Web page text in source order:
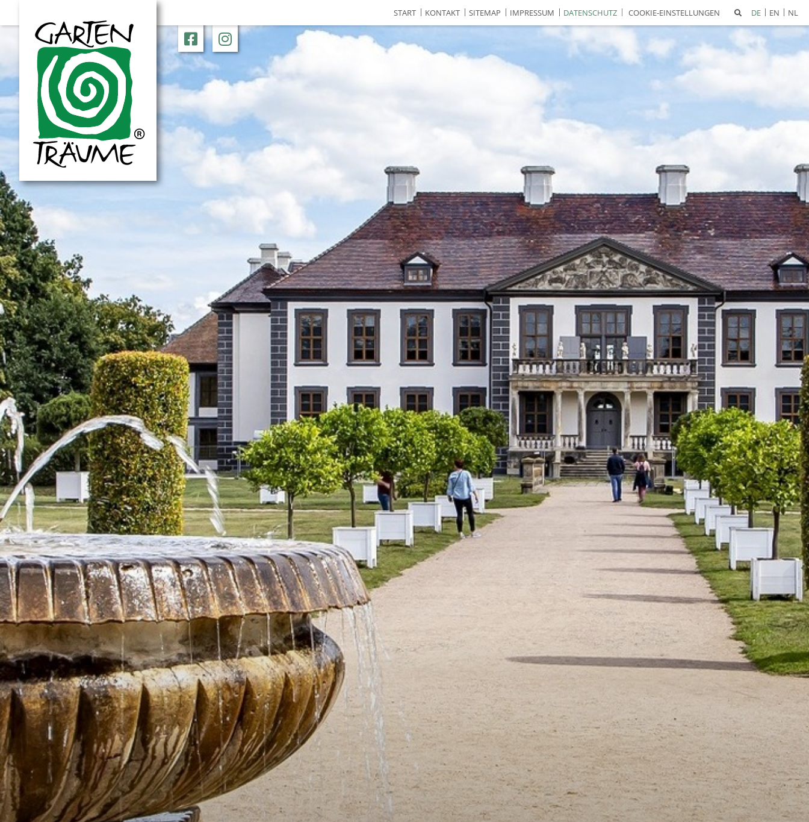
START KONTAKT SITEMAP IMPRESSUM DATENSCHUTZ COOKIE-EINSTELLUNGEN DE EN NL
Datenschutzhinweise & Cookie-Einstellungen
Wir verwenden Cookies, um Ihnen die Inhalte und Funktionen der Website
bestmöglich anzubieten. Darüber hinaus verwenden wir Cookies zu Analyse-
ZurDatenschutzerklärung
Allen zustimmen